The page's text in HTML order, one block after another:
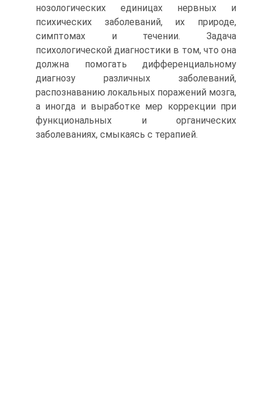
нозологических единицах нервных и
психических заболеваний, их природе,
симптомах и течении. Задача
психологической диагностики в том, что она
должна помогать дифференциальному
диагнозу различных заболеваний,
распознаванию локальных поражений мозга,
а иногда и выработке мер коррекции при
функциональных и органических
заболеваниях, смыкаясь с терапией.